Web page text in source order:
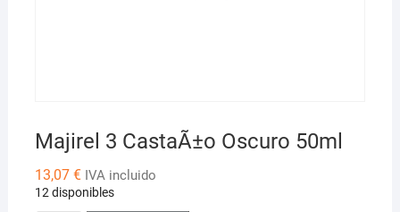
Majirel 3 CastaÃ±o Oscuro 50ml
13,07 € IVA incluido
12 disponibles